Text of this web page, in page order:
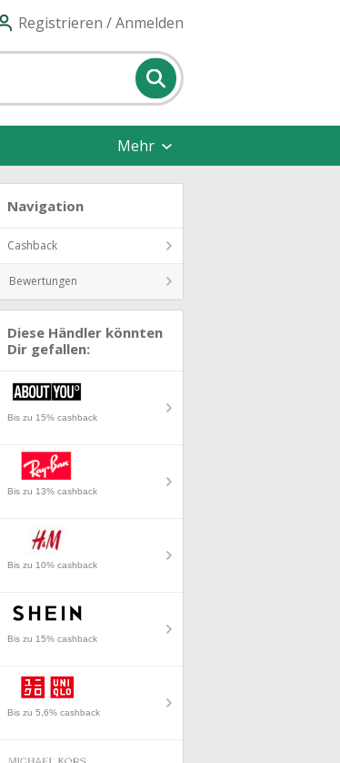
Registrieren / Anmelden
Mehr
Navigation
Cashback
Bewertungen
Diese Händler könnten
Dir gefallen:
Bis zu 15% cashback
Bis zu 13% cashback
Bis zu 10% cashback
Bis zu 15% cashback
Bis zu 5,6% cashback